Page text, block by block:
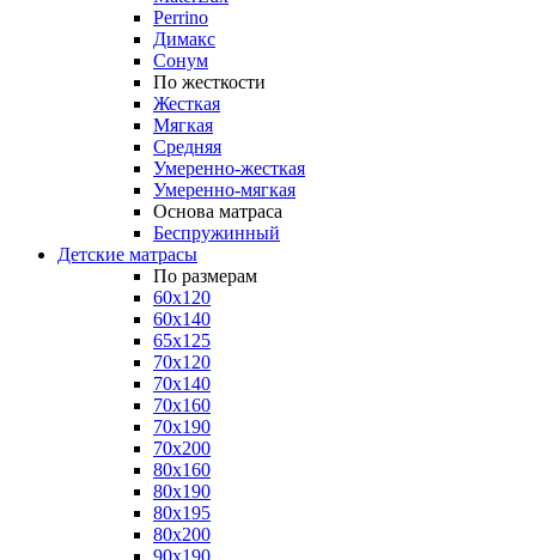
Perrino
Димакс
Сонум
По жесткости
Жесткая
Мягкая
Средняя
Умеренно-жесткая
Умеренно-мягкая
Основа матраса
Беспружинный
Детские матрасы
По размерам
60x120
60x140
65x125
70x120
70x140
70x160
70x190
70x200
80x160
80x190
80x195
80x200
90x190